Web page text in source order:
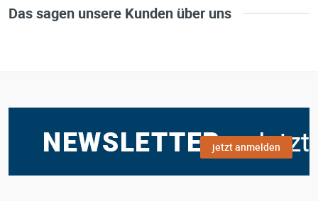
Das sagen unsere Kunden über uns
jetzt anmelden